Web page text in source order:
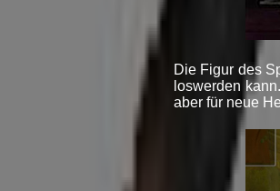
Die Figur des
loswerden
aber für neue